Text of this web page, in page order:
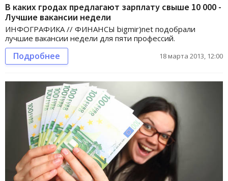
В каких гродах предлагают зарплату свыше 10 000 -
Лучшие вакансии недели
ИНФОГРАФИКА // ФИНАНСЫ bigmir)net подобрали
лучшие вакансии недели для пяти профессий.
Подробнее 18 марта 2013, 12:00